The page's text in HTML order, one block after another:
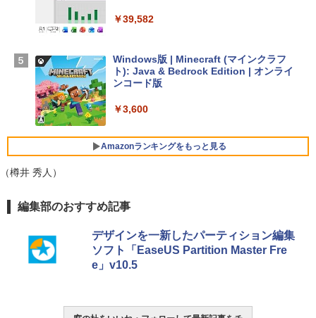
￥136,480
【Amazon.co.jp限定】ASUS ノートパソ
チ AMD Ryzen 7 170 メモリ16GB SSD 5
12GB Microsoft 365 Personal (24か月
￥109,800
￥39,582
Windows版 | Minecraft (マインクラフ
ト): Java & Bedrock Edition | オンライ
ンコード版
￥3,600
Amazonランキングをもっと見る
生成AIパスポート公式テキスト 第４版
￥1,766
bデザイン入門講座［第2版］
Amazon Kindle - 目に優しい、かさばら
続バッテリー、6インチディスプレイ電子
書籍リーダー、マッチャ、16GB、広告な
し
（樽井 秀人）
編集部のおすすめ記事
デザインを一新したパーティション編集
ソフト「EaseUS Partition Master Fre
e」v10.5